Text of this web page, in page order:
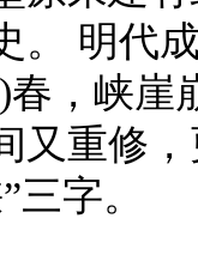
。 明代
春，峡
又重修
字。